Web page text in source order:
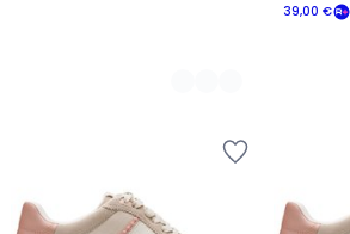
39,00 €